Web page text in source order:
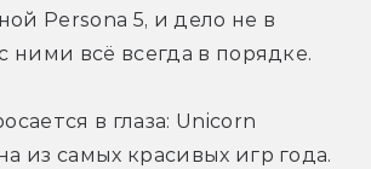
Persona 5, и дело не в
ними всё всегда в порядке.
в глаза: Unicorn
из самых красивых игр года.